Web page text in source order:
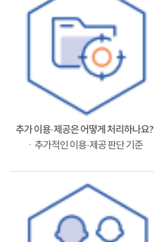
추가 이용·제공은 어떻게 처리하나요?
ㆍ추가적인 이용·제공 판단 기준